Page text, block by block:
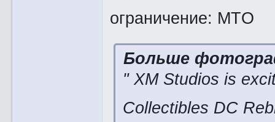
ограничение: MTO
Больше
" XM Studios is
Collectibles DC